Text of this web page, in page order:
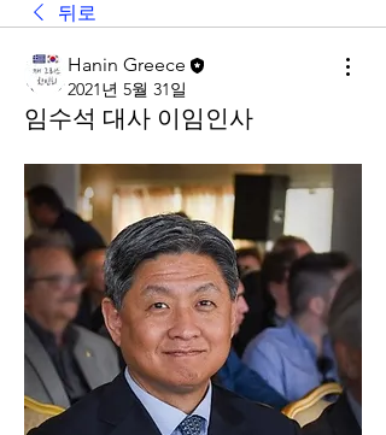
뒤로
Hanin Greece
2021년 5월 31일
임수석 대사 이임인사